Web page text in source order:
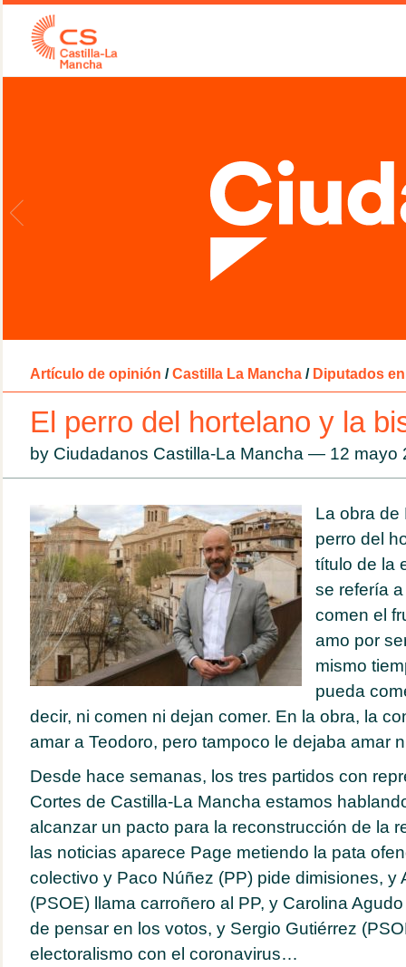
Artículo de opinión / Castilla La Mancha / Diputados
El perro del hortelano y la
by Ciudadanos Castilla-La Mancha — 12 mayo
La obra de
perro del
título de la
se refería
comen el
amo por
mismo
pueda
decir, ni comen ni dejan comer. En la obra, la
amar a Teodoro, pero tampoco le dejaba amar
Desde hace semanas, los tres partidos con
Cortes de Castilla-La Mancha estamos
alcanzar un pacto para la reconstrucción de la
las noticias aparece Page metiendo la pata
colectivo y Paco Núñez (PP) pide dimisiones, y
(PSOE) llama carroñero al PP, y Carolina
de pensar en los votos, y Sergio Gutiérrez
electoralismo con el coronavirus…